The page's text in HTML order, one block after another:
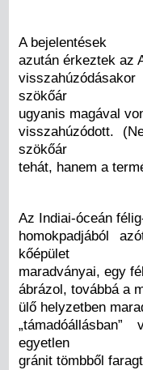
A bejelentések
azután érkeztek az
szökőár
ugyanis magával
visszahúzódott.
szökőár
tehát, hanem a
Az Indiai-óceán
homokpadjából
kőépület
maradványai, egy
ábrázol, továbbá a
ülő helyzetben
egyetlen
gránit tömbből